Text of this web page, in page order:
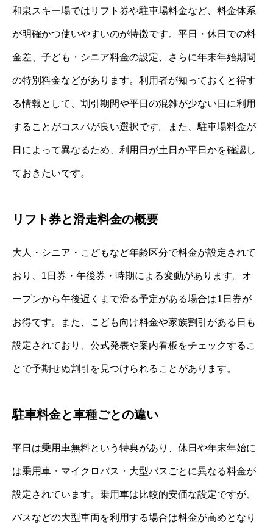
和泉スキー場ではリフト券や駐車場料金など、料金体系
が明確かつ使いやすいのが特徴です。平日・休日での料
金差、子ども・シニア料金の設定、さらに年末年始期間
の特別料金などがあります。利用者が知っておくと得す
る情報として、割引期間や平日の混雑が少ない日に利用
することがコスパが良い選択です。また、駐車場料金が
日によって異なるため、利用日が土日か平日かを確認し
ておきたいです。
リフト券と滑走料金の概要
大人・シニア・こどもなど年齢区分で料金が設定されて
おり、1日券・午後券・時期による変動があります。オ
ープンから午後遅くまで滑る予定がある場合は1日券が
お得です。また、こども向け料金や家族割引がある日も
設定されており、公式発表や案内看板をチェックするこ
とで予期せぬ割引を見つけられることがあります。
駐車料金と車種ごとの違い
平日は乗用車無料という特典があり、休日や年末年始に
は乗用車・マイクロバス・大型バスごとに異なる料金が
設定されています。乗用車は比較的安価な設定ですが、
バスなどの大型車両を利用する場合は料金が高めとなり